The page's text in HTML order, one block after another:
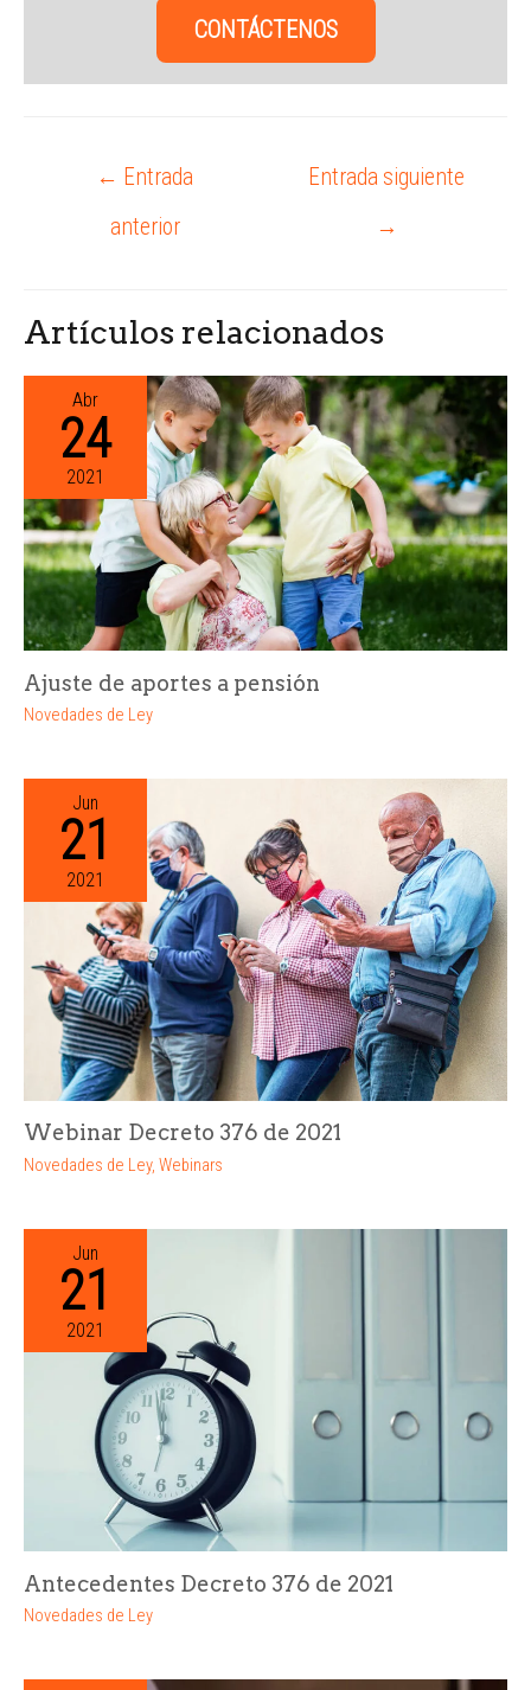
CONTÁCTENOS
← Entrada
anterior
Entrada siguiente
→
Artículos relacionados
Abr
24
2021
Ajuste de aportes a pensión
Novedades de Ley
Jun
21
2021
Webinar Decreto 376 de 2021
Novedades de Ley, Webinars
Jun
21
2021
Antecedentes Decreto 376 de 2021
Novedades de Ley